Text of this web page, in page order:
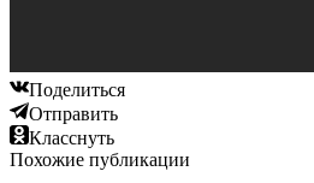
Поделиться
Отправить
Класснуть
Похожие публикации